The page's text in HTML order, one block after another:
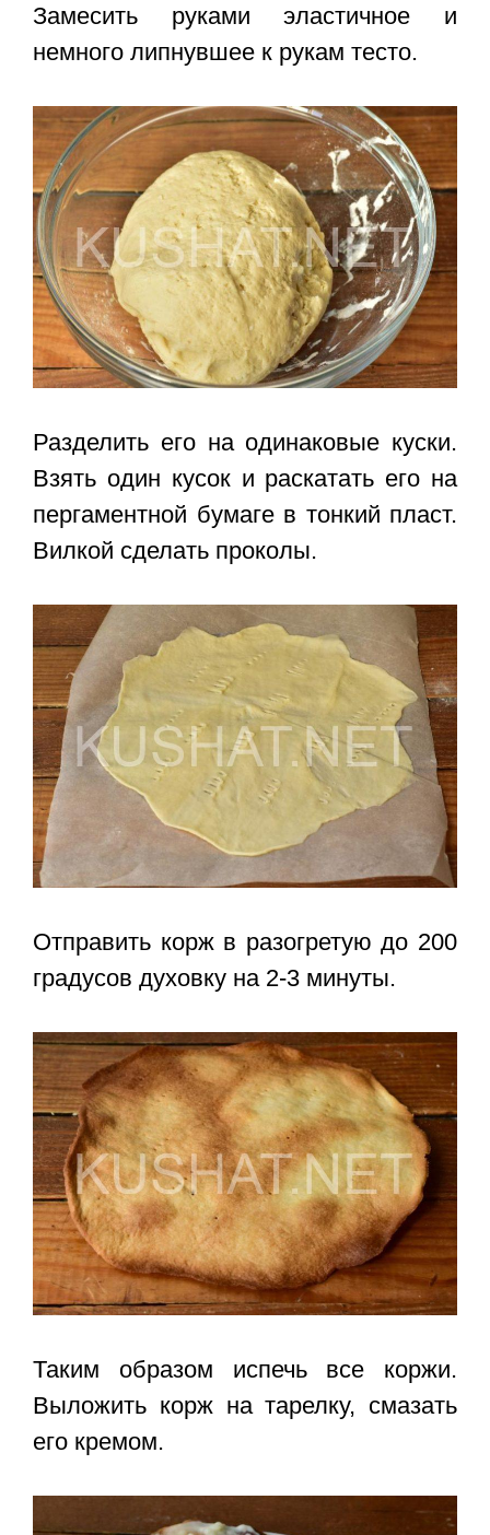
Замесить руками эластичное и
немного липнувшее к рукам тесто.
Разделить его на одинаковые куски.
Взять один кусок и раскатать его на
пергаментной бумаге в тонкий пласт.
Вилкой сделать проколы.
Отправить корж в разогретую до 200
градусов духовку на 2-3 минуты.
Таким образом испечь все коржи.
Выложить корж на тарелку, смазать
его кремом.